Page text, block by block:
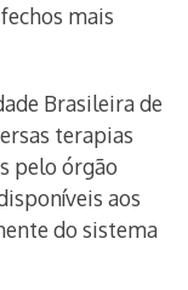
mais
Brasileira de
terapias
pelo órgão
aos
do sistema